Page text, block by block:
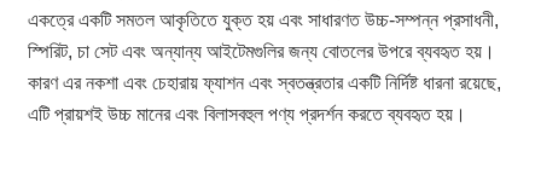
একত্রে একটি সমতল আকৃতিতে যুক্ত হয় এবং সাধারণত উচ্চ-সম্পন্ন প্রসাধনী,
স্পিরিট, চা সেট এবং অন্যান্য আইটেমগুলির জন্য বোতলের উপরে ব্যবহৃত হয়।
কারণ এর নকশা এবং চেহারায় ফ্যাশন এবং স্বতন্ত্রতার একটি নির্দিষ্ট ধারনা রয়েছে,
এটি প্রায়শই উচ্চ মানের এবং বিলাসবহুল পণ্য প্রদর্শন করতে ব্যবহৃত হয়।